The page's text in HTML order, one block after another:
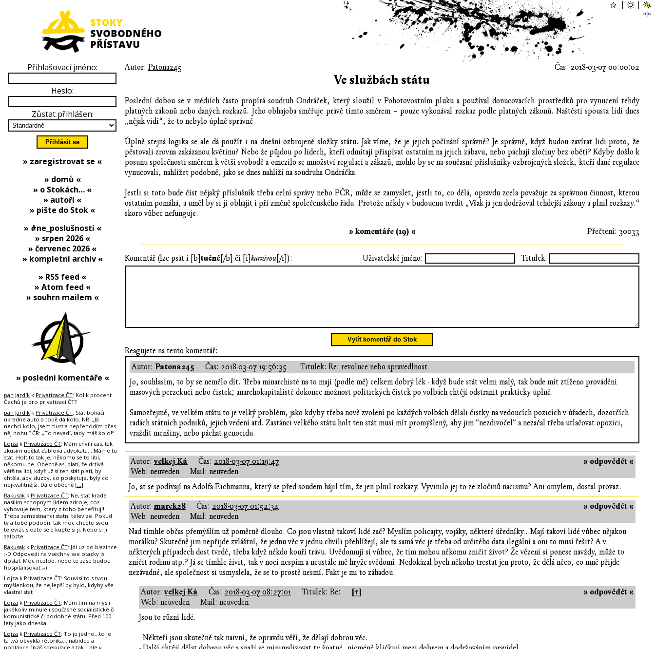
Autor: Patona245 Čas: 2018-03-07 00:00:02
Ve službách státu
Poslední dobou se v médiích často propírá soudruh Ondráček, který sloužil v Pohotovostním pluku a používal donucovacích prostředků pro vynucení tehdy
platných zákonů nebo daných rozkazů. Jeho obhajoba směřuje právě tímto směrem – pouze vykonával rozkaz podle platných zákonů. Naštěstí spousta lidí dnes
„nějak vidí“, že to nebylo úplně správně.
Úplně stejná logika se ale dá použít i na dnešní ozbrojené složky státu. Jak víme, že je jejich počínání správné? Je správně, když budou zavírat lidi proto, že
pěstovali zrovna zakázanou květinu? Nebo že půjdou po lidech, kteří odmítají přispívat ostatním na jejich zábavu, nebo páchají zločiny bez obětí? Kdyby došlo k
posunu společnosti směrem k větší svobodě a omezilo se množství regulací a zákazů, mohlo by se na současné příslušníky ozbrojených složek, kteří dané regulace
vynucovali, nahlížet podobně, jako se dnes nahlíží na soudruha Ondráčka.
Jestli si toto bude číst nějaký příslušník třeba celní správy nebo PČR, může se zamyslet, jestli to, co dělá, opravdu zcela považuje za správnou činnost, kterou
ostatním pomáhá, a uměl by si ji obhájit i při změně společenského řádu. Protože někdy v budoucnu tvrdit „Však já jen dodržoval tehdejší zákony a plnil rozkazy.“
skoro vůbec nefunguje.
Přečtení: 30033
» komentáře (19) «
Uživatelské jméno: Titulek:
Komentář (lze psát i [b] tučně [/b] či [i] kurzívou [/i]):
Vylít komentář do Stok
Reagujete na tento komentář:
Autor: Patona245 Čas: 2018-03-07 19:56:35
Titulek: Re: revoluce nebo spravedlnost
Jo, souhlasím, to by se nemělo dít. Třeba minarchisté na to mají (podle mě) celkem dobrý lék - když bude stát velmi malý, tak bude mít ztíženo provádění
masových perzekucí nebo čistek; anarchokapitalisté dokonce možnost politických čistek po volbách chtějí odstranit prakticky úplně.
Samozřejmě, ve velkém státu to je velký problém, jako kdyby třeba nově zvolení po každých volbách dělali čistky na vedoucích pozicích v úřadech, dozorčích
radách státních podniků, jejich vedení atd. Zastánci velkého státu holt ten stát musí mít promyšlený, aby jim "nezdivočel" a nezačal třeba utlačovat opozici,
vraždit menšiny, nebo páchat genocidu.
» odpovědět «
Autor:velkej Ká Čas: 2018-03-07 01:19:47
Web: neuveden
Mail: neuveden
Jo, ať se podívají na Adolfa Eichmanna, který se před soudem hájil tím, že jen plnil rozkazy. Vyvinilo jej to ze zločinů nacismu? Ani omylem, dostal provaz.
» odpovědět «
Autor:marek28 Čas: 2018-03-07 01:52:34
Web: neuveden
Mail: neuveden
Nad tímhle občas přemýšlím už poměrně dlouho. Co jsou vlastně takoví lidé zač? Myslím policajty, vojáky, některé úředníky...Mají takoví lidé vůbec nějakou
morálku? Skutečně jim nepřijde zvláštní, že jednu věc v jednu chvíli přehlížejí, ale ta samá věc je třeba od určitého data ilegální a oni to musí řešit? A v
některých případech dost tvrdě, třeba když někdo kouří trávu. Uvědomují si vůbec, že tím mohou někomu zničit život? Že vězení si ponese navždy, může to
zničit rodinu atp.? Já se tímhle živit, tak v noci nespím a neustále mě hryže svědomí. Nedokázal bych někoho trestat jen proto, že dělá něco, co mně přijde
nezávadné, ale společnost si usmyslela, že se to prostě nesmí. Fakt je mi to záhadou.
» odpovědět «
Autor:velkej Ká Čas: 2018-03-07 08:27:01 Titulek: Re: [↑]
Web: neuveden
Mail: neuveden
Jsou to různí lidé.
- Někteří jsou skutečně tak naivní, že opravdu věří, že dělají dobrou věc.
Přihlašovací jméno:
Heslo:
Zůstat přihlášen:
» zaregistrovat se «
» domů «
» o Stokách… «
» autoři «
» pište do Stok «
» #ne_poslušnosti «
» srpen 2026 «
» červenec 2026 «
» kompletní archiv «
» RSS feed «
» Atom feed «
» souhrn mailem «
» poslední komentáře «
pan Jardík k Privatizace ČT: Kolik procent
Čechů je pro privatizaci ČT?
pan Jardík k Privatizace ČT: Stát boháči
ukradne auto a tobě dá kolo. NR: „Já
nechci kolo, jsem tlust a nepřehodím přes
něj nohu!“ ČR: „To nevadí, tady máš kolo!“
Lojza k Privatizace ČT: Mám chvíli cas, tak
zkusím udělat ďáblova advokáta... Máme tu
stát. Holt to tak je, někomu se to líbí,
někomu ne. Obecně asi platí, že drtivá
většina lidí, když už si ten stát platí, by
chtěla, aby sluzby, co poskytuje, byly co
nejkvalitnější. Dále obecně […]
Rakusak k Privatizace ČT: Ne, stat krade
nasilim schopnym lidem zdroje, coz
vyhovuje tem, ktery z toho benefituji!
Treba zamestnanci statni televize. Pokud
ty a tobe podobni tak moc chcete svou
televizi, slozte se a kupte si ji. Nebo si ji
zalozte.
Rakusak k Privatizace ČT: Jdi uz do blazince
:-D Odpovedi na vsechny sve otazky jsi
dostal. Moc nezlob, nebo te zase budou
hospitalisovat ;-)
Lojza k Privatizace ČT: Souvisí to s tvou
myšlenkou, že nejlepší by bylo, kdyby vše
vlastnil stat
Lojza k Privatizace ČT: Mám tím na mysli
jakékoliv minulé i současné socialistické či
komunistické či podobné státu. Před 100
lety jako dneska.
Lojza k Privatizace ČT: To je jedno...to je
ta tvá obvyklá rétorika....nabídce a
poptávce říkáš spekulace a tak....ale v